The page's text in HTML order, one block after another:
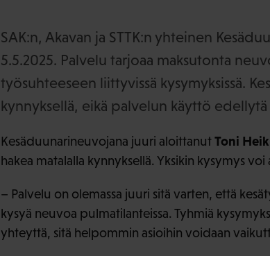
SAK:n, Akavan ja STTK:n yhteinen
5.5.2025. Palvelu tarjoaa maksutonta
työsuhteeseen liittyvissä kysymyksissä.
kynnyksellä, eikä palvelun käyttö
Kesäduunarineuvojana juuri aloittanutToni
hakea matalalla kynnyksellä. Yksikin kysymys
– Palvelu on olemassa juuri sitä varten, että
kysyä neuvoa pulmatilanteissa. Tyhmiä
yhteyttä, sitä helpommin asioihin voidaan